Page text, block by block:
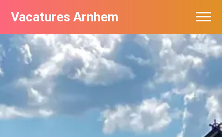
Vacatures Arnhem
Vacatures per bedrijf in Arnhem
Nieuwsbrief feed